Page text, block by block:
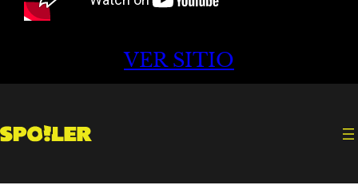
VER SITIO